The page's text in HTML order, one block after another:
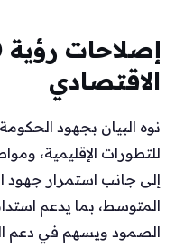
الاقتصادي
نوه البيان بجهود
للتطورات الإقليمية،
إلى جانب استمرار جهود
المتوسط، بما يدعم
الصمود ويسهم في دعم